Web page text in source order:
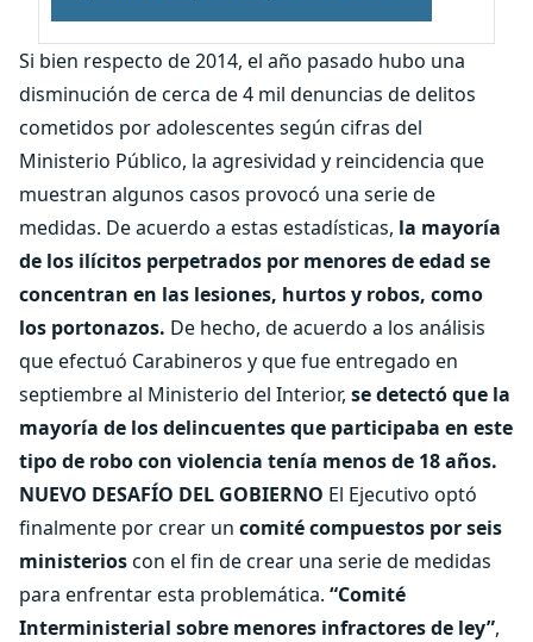
Si bien respecto de 2014, el año pasado hubo una
disminución de cerca de 4 mil denuncias de delitos
cometidos por adolescentes según cifras del
Ministerio Público, la agresividad y reincidencia que
muestran algunos casos provocó una serie de
medidas. De acuerdo a estas estadísticas, la mayoría
de los ilícitos perpetrados por menores de edad se
concentran en las lesiones, hurtos y robos, como
los portonazos. De hecho, de acuerdo a los análisis
que efectuó Carabineros y que fue entregado en
septiembre al Ministerio del Interior, se detectó que la
mayoría de los delincuentes que participaba en este
tipo de robo con violencia tenía menos de 18 años.
NUEVO DESAFÍO DEL GOBIERNO El Ejecutivo optó
finalmente por crear un comité compuestos por seis
ministerioscon el fin de crear una serie de medidas
para enfrentar esta problemática. “Comité
Interministerial sobre menores infractores de ley”,